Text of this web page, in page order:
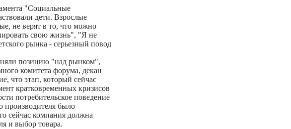
"Социальные
дети. Взрослые
не верят в то, что можно
свою жизнь", "Я не
рынка - серьезный повод
позицию "над рынком",
комитета форума, декан
что этап, который сейчас
кратковременных кризисов
потребительское поведение
производителя было
сейчас компания должна
и выбор товара.